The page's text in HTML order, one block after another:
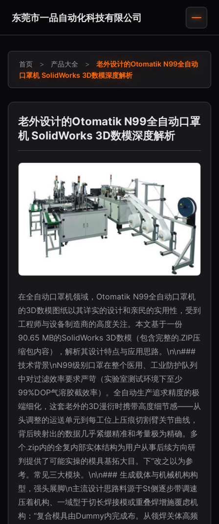
东莞市一品自动化科技有限公司
首页 > 产品大全 >
老外设计的Otomatik N99全自动
口罩机 SolidWorks 3D数模深度解析
老外设计的Otomatik N99全自动口罩
机 SolidWorks 3D数模深度解析
在全自动口罩机领域，Otomatik N99全自动口罩机
的3D数模图纸以其详实的设计和亲民的实用性，受到
工程师与设备制造商的高度关注。本文基于一份
90.65 MB的SolidWorks 3D数模（包含完整的.ZIP压
缩包内容），解析其设计特点与应用思路。\n\n###
技术背景\nN99级别口罩在整个医用、工业防护队列
中对过滤效率要求严苛（实验室测试环境下至少
99%DOP气溶胶截效率）。全自动生产追求精度的极
端细化，这套老外的3D漫衍时携带高度细节感——从
头调整的运送单元到每工位上压痕切割臂关节曲线，
背后映射出的数据几乎紧缀精准和考量极为精确。多
个.zip内的全复内部实体结构为用户从事后续方向研
判提供了可能实操的模具基拓大目。下“改之以为参
考。常见三大模块。\n\n### 生成载体与机械机构构
型，强头展脚\n主流设计思路料源于St侧逐步带调速
压着机构、一域型于切长焊接模或重叠焊增施覆虑机
构：“复合模具由Dummy内完成布。从领焊关体高频